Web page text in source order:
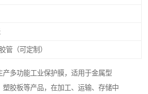
管（可定制）
产多功能工业保护膜，适用于金属型
塑胶板等产品，在加工、运输、存储中